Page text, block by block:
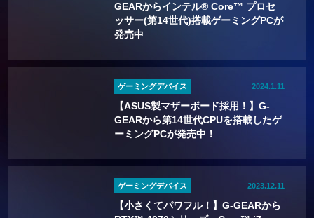
GEARからインテル® Core™ プロセ
ッサー(第14世代)搭載ゲーミングPCが
発売中
ゲーミングデバイス 2024.1.11
【ASUS製マザーボード採用！】G-
GEARから第14世代CPUを搭載したゲ
ーミングPCが発売中！
ゲーミングデバイス 2023.12.11
【小さくてパワフル！】G-GEARから